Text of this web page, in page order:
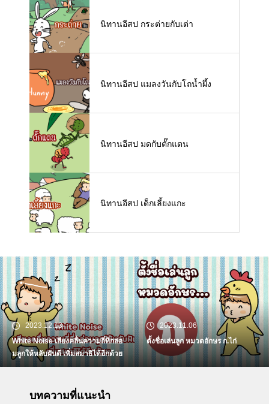
นิทานอีสป กระต่ายกับเต่า
นิทานอีสป แมลงวันกับโถน้ำผึ้ง
นิทานอีสป มดกับตั๊กแตน
นิทานอีสป เด็กเลี้ยงแกะ
2023.12.13
White Noise เสียงคลื่นความถี่ที่กล่อ
มลูกให้หลับฝันดี เพิ่มสมาธิได้อีกด้วย
2023.11.06
ตั้งชื่อเล่นลูก หมวดอักษร ก.ไก่
บทความที่แนะนำ